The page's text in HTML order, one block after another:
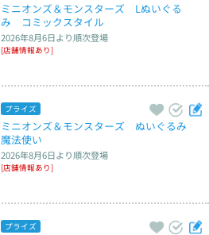
ミニオンズ＆モンスターズ　Lぬいぐる
み　コミックスタイル
2026年8月6日より順次登場
[店舗情報あり]
プライズ
ミニオンズ＆モンスターズ　ぬいぐるみ
魔法使い
2026年8月6日より順次登場
[店舗情報あり]
プライズ